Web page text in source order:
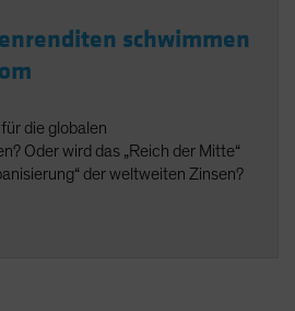
schwimmen
die globalen
Oder wird das „Reich der Mitte“
der weltweiten Zinsen?